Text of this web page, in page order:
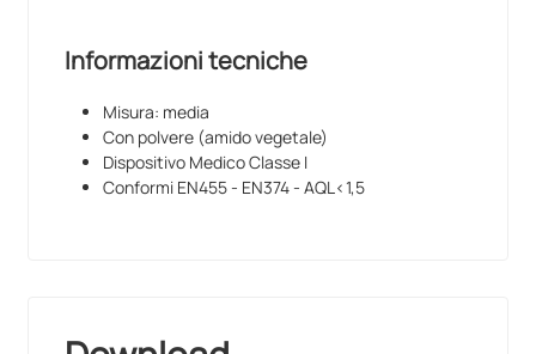
Informazioni tecniche
Misura: media
Con polvere (amido vegetale)
Dispositivo Medico Classe I
Conformi EN455 - EN374 - AQL<1,5